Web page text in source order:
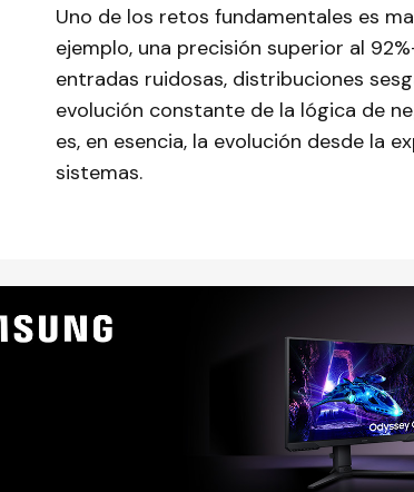
Uno de los retos fundamentales es
ejemplo, una precisión superior al
entradas ruidosas, distribuciones
evolución constante de la lógica de
es, en esencia, la evolución desde la
sistemas.